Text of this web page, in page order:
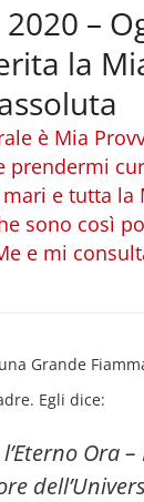
–
la
è Mia
prendermi
e tutta la
sono così
e mi
Grande
Egli dice:
l’Eterno Ora